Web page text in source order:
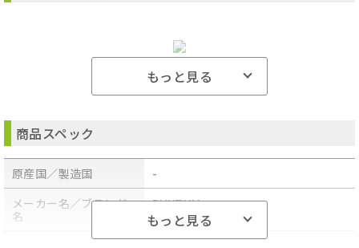
●サイズ・質量:88×209×65mm/350g
●個装箱:100×220×77mm/410g
●暗所自動ライト点灯(ON/OFFスイッチ付)
●ライトボタンを押すとさらに明るくなります。
●電波目覚まし時計
●電子音アラーム(4段階に変化)
●カレンダー表示(2099年12月31日まで表示可能)
●温度表示(-9.9～50℃)
●湿度表示(20～95%)
●角度調節機能付
もっと見る
商品スペック
原産国／製造国
-
メーカー名／ブランド
名
RHYTHM
もっと見る